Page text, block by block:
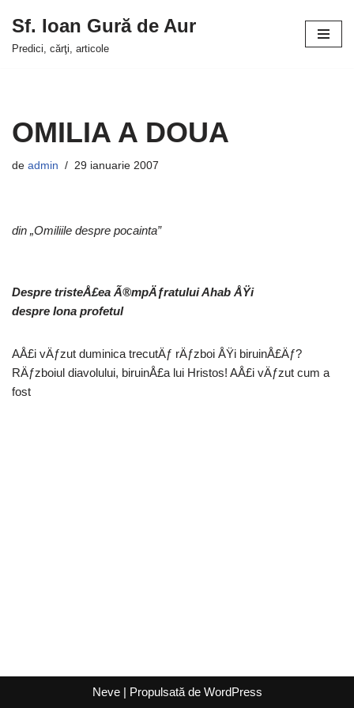
Sari
Sf. Ioan Gură de Aur
Predici, cărţi, articole
OMILIA A DOUA
de admin 29 ianuarie 2007
din „Omiliile despre pocainta”
Despre tristeÅ£ea Ã®mpÄƒratului Ahab ÅŸi
despre Iona profetul
AÅ£i vÄƒzut duminica trecutÄƒ rÄƒzboi ÅŸi biruinÅ£Äƒ?
RÄƒzboiul diavolului, biruinÅ£a lui Hristos! AÅ£i vÄƒzut cum a
fost
Neve| Propulsată de WordPress